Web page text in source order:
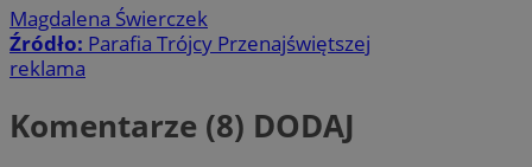
Magdalena Świerczek
Źródło: Parafia Trójcy Przenajświętszej
reklama
Komentarze (8) DODAJ